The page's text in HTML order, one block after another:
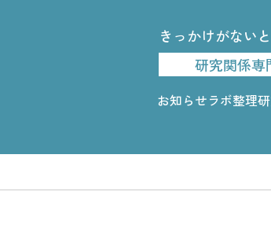
きっかけがない
研究関係専
お知らせラボ整理